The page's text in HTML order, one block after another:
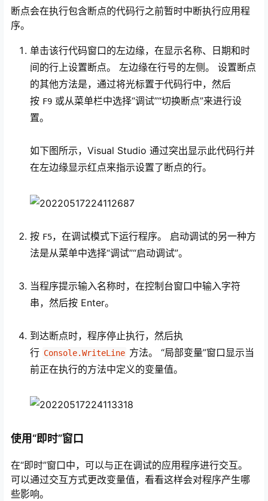
断点会在执行包含断点的代码行之前暂时中断执行应用程
序。
单击该行代码窗口的左边缘，在显示名称、日期和时
间的行上设置断点。 左边缘在行号的左侧。 设置断点
的其他方法是，通过将光标置于代码行中，然后
按 F9 或从菜单栏中选择“调试”“切换断点”来进行设
置。
如下图所示，Visual Studio 通过突出显示此代码行并
在左边缘显示红点来指示设置了断点的行。
按 F5，在调试模式下运行程序。 启动调试的另一种方
法是从菜单中选择“调试”“启动调试”。
当程序提示输入名称时，在控制台窗口中输入字符
串，然后按 Enter。
到达断点时，程序停止执行，然后执
行 Console.WriteLine 方法。 “局部变量”窗口显示当
前正在执行的方法中定义的变量值。
使用“即时”窗口
在“即时”窗口中，可以与正在调试的应用程序进行交互。
可以通过交互方式更改变量值，看看这样会对程序产生哪
些影响。